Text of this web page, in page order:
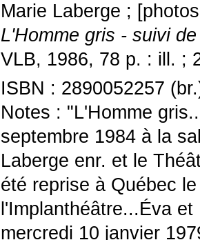
Marie Laberge ;
L'Homme gris - suivi
VLB, 1986, 78 p. : ill. ;
ISBN : 2890052257
Notes : "L'Homme
septembre 1984 à la
Laberge enr. et le
été reprise à Québec
l'Implanthéâtre...Éva
mercredi 10 janvier